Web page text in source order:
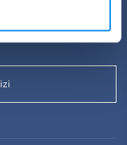
formazione e